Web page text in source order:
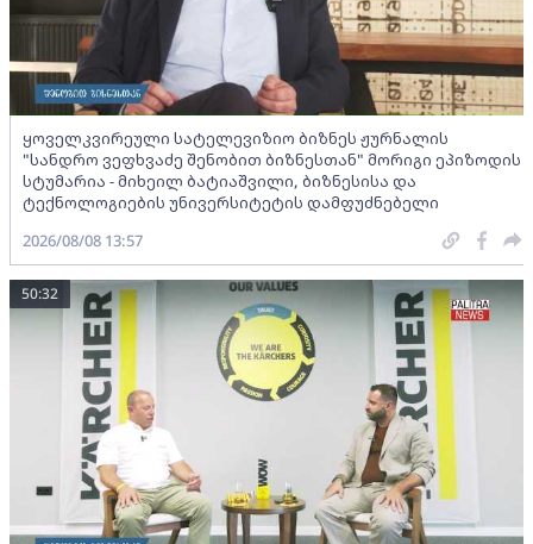
ყოველკვირეული სატელევიზიო ბიზნეს ჟურნალის
"სანდრო ვეფხვაძე შენობით ბიზნესთან" მორიგი ეპიზოდის
სტუმარია - მიხეილ ბატიაშვილი, ბიზნესისა და
ტექნოლოგიების უნივერსიტეტის დამფუძნებელი
2026/08/08 13:57
50:32